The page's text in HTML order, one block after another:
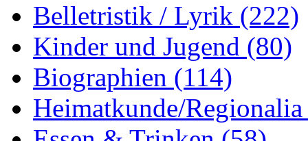
Belletristik / Lyrik (222)
Kinder und Jugend (80)
Biographien (114)
Heimatkunde/